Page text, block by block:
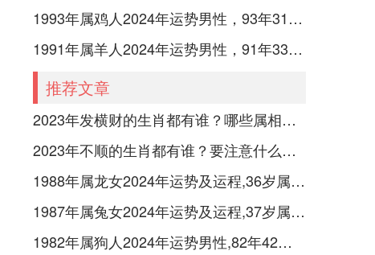
1993年属鸡人2024年运势男性，93年31岁属鸡男2024年每月运程怎么样
1991年属羊人2024年运势男性，91年33岁属羊男2024年每月运程怎么样
推荐文章
2023年发横财的生肖都有谁？哪些属相财运旺盛？
2023年不顺的生肖都有谁？要注意什么呢？
1988年属龙女2024年运势及运程,36岁属龙人2024全年每月运势女性如何
1987年属兔女2024年运势及运程,37岁属兔人2024全年每月运势女性如何
1982年属狗人2024年运势男性,82年42岁属狗男2024年每月运程怎么样